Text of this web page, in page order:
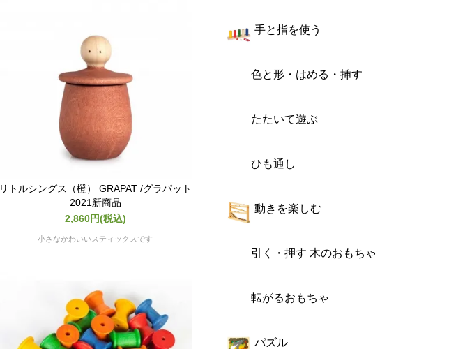
リトルシングス（橙） GRAPAT /グラパット
2021新商品
2,860円(税込)
小さなかわいいスティックスです
手と指を使う
色と形・はめる・挿す
たたいて遊ぶ
ひも通し
動きを楽しむ
引く・押す 木のおもちゃ
転がるおもちゃ
パズル